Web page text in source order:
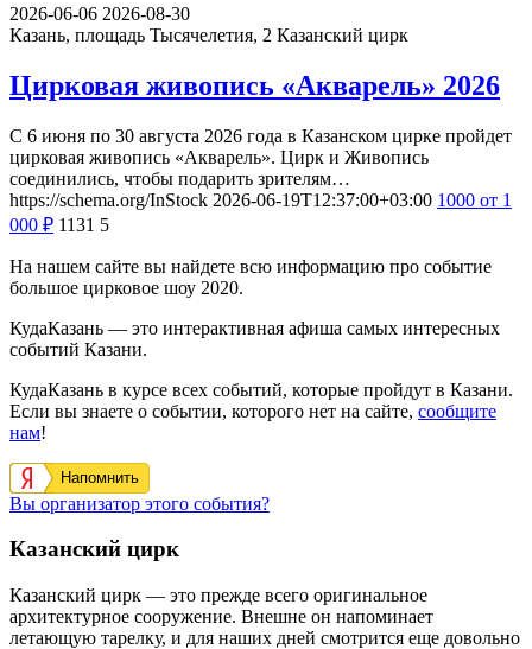
2026-06-06 2026-08-30
Казань, площадь Тысячелетия, 2 Казанский цирк
Цирковая живопись «Акварель» 2026
С 6 июня по 30 августа 2026 года в Казанском цирке пройдет
цирковая живопись «Акварель». Цирк и Живопись
соединились, чтобы подарить зрителям…
https://schema.org/InStock 2026-06-19T12:37:00+03:00 1000 от 1
000 ₽ 1131 5
На нашем сайте вы найдете всю информацию про событие
большое цирковое шоу 2020.
КудаКазань — это интерактивная афиша самых интересных
событий Казани.
КудаКазань в курсе всех событий, которые пройдут в Казани.
Если вы знаете о событии, которого нет на сайте, сообщите
нам!
Напомнить
Вы организатор этого события?
Казанский цирк
Казанский цирк — это прежде всего оригинальное
архитектурное сооружение. Внешне он напоминает
летающую тарелку, и для наших дней смотрится еще довольно